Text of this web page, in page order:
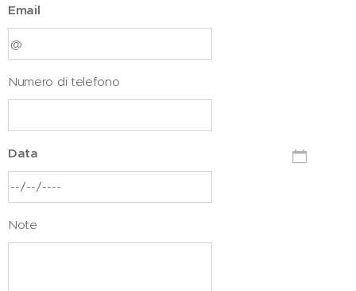
Email
Numero di telefono
Data
Note